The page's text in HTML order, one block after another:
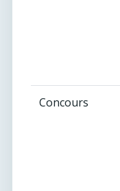
Concours